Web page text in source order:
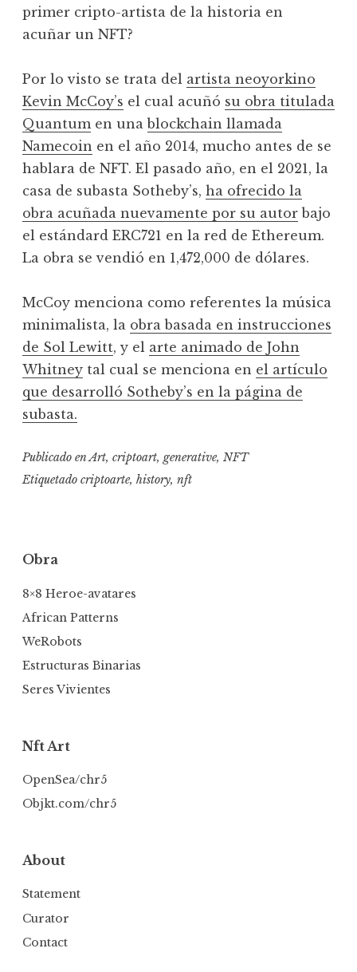
primer cripto-artista de la historia en
acuñar un NFT?
Por lo visto se trata del artista neoyorkino
Kevin McCoy’s el cual acuñó su obra titulada
Quantum en unablockchain llamada
Namecoin en el año 2014, mucho antes de se
hablara de NFT. El pasado año, en el 2021, la
casa de subasta Sotheby’s, ha ofrecido la
obra acuñada nuevamente por su autor bajo
el estándard ERC721 en la red de Ethereum.
La obra se vendió en 1,472,000 de dólares.
McCoy menciona como referentes la música
minimalista, la obra basada en instrucciones
de Sol Lewitt, y el arte animado de John
Whitney tal cual se menciona en el artículo
que desarrolló Sotheby’s en la página de
subasta.
Publicado enArt, criptoart, generative, NFT
Etiquetado criptoarte, history, nft
Obra
8×8 Heroe-avatares
African Patterns
WeRobots
Estructuras Binarias
Seres Vivientes
Nft Art
OpenSea/chr5
Objkt.com/chr5
About
Statement
Curator
Contact